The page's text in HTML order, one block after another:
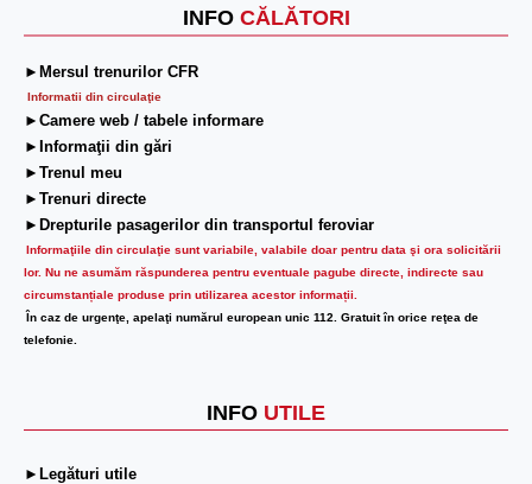
INFO CĂLĂTORI
►Mersul trenurilor CFR
Informatii din circulaţie
►Camere web / tabele informare
►Informaţii din gări
►Trenul meu
►Trenuri directe
►Drepturile pasagerilor din transportul feroviar
Informaţiile din circulaţie sunt variabile, valabile doar pentru data şi ora solicitării
lor. Nu ne asumăm răspunderea pentru eventuale pagube directe, indirecte sau
circumstanțiale produse prin utilizarea acestor informații.
În caz de urgenţe, apelaţi numărul european unic 112. Gratuit în orice reţea de
telefonie.
INFO UTILE
►Legături utile